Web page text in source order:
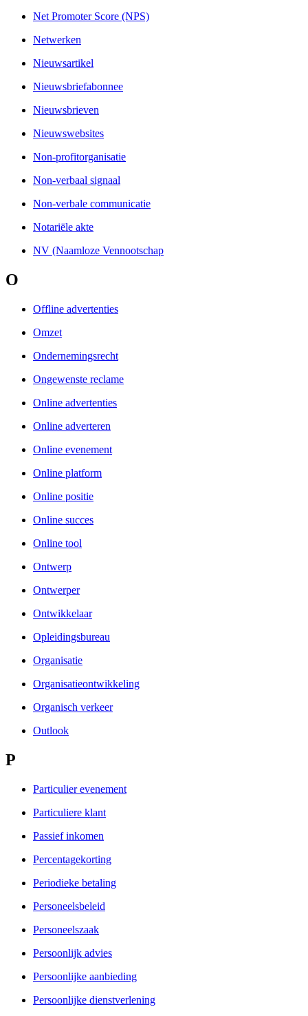
Net Promoter Score (NPS)
Netwerken
Nieuwsartikel
Nieuwsbriefabonnee
Nieuwsbrieven
Nieuwswebsites
Non-profitorganisatie
Non-verbaal signaal
Non-verbale communicatie
Notariële akte
NV (Naamloze Vennootschap
O
Offline advertenties
Omzet
Ondernemingsrecht
Ongewenste reclame
Online advertenties
Online adverteren
Online evenement
Online platform
Online positie
Online succes
Online tool
Ontwerp
Ontwerper
Ontwikkelaar
Opleidingsbureau
Organisatie
Organisatieontwikkeling
Organisch verkeer
Outlook
P
Particulier evenement
Particuliere klant
Passief inkomen
Percentagekorting
Periodieke betaling
Personeelsbeleid
Personeelszaak
Persoonlijk advies
Persoonlijke aanbieding
Persoonlijke dienstverlening